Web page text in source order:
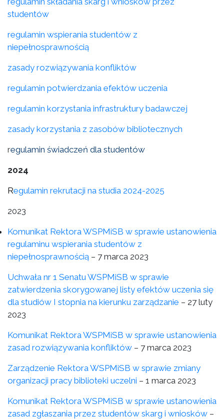
studentów
regulamin wspierania studentów z
niepełnosprawnością
zasady rozwiązywania konfliktów
regulamin potwierdzania efektów uczenia
regulamin korzystania infrastruktury badawczej
zasady korzystania z zasobów bibliotecznych
regulamin świadczeń dla studentów
2024
Regulamin rekrutacji na studia 2024-2025
2023
Komunikat Rektora WSPMiSB w sprawie ustanowienia
regulaminu wspierania studentów z
niepełnosprawnością – 7 marca 2023
Uchwała nr 1 Senatu WSPMiSB w sprawie
zatwierdzenia skorygowanej listy efektów uczenia się
dla studiów I stopnia na kierunku zarządzanie – 27 luty
2023
Komunikat Rektora WSPMiSB w sprawie ustanowienia
zasad rozwiązywania konfliktów – 7 marca 2023
Zarządzenie Rektora WSPMiSB w sprawie zmiany
organizacji pracy biblioteki uczelni – 1 marca 2023
Komunikat Rektora WSPMiSB w sprawie ustanowienia
zasad zgłaszania przez studentów skarg i wniosków –